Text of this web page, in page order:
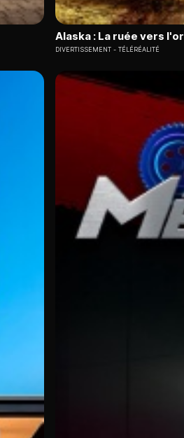
Alaska : La ruée vers l'or
DIVERTISSEMENT TÉLÉRÉALITÉ